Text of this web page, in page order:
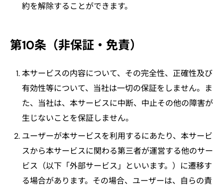
約を解除することができます。
第10条（非保証・免責）
本サービスの内容について、その完全性、正確性及び
有効性等について、当社は一切の保証をしません。ま
た、当社は、本サービスに中断、中止その他の障害が
生じないことを保証しません。
ユーザーが本サービスを利用するにあたり、本サービ
スから本サービスに関わる第三者が運営する他のサー
ビス（以下「外部サービス」といいます。）に遷移す
る場合があります。その場合、ユーザーは、自らの責